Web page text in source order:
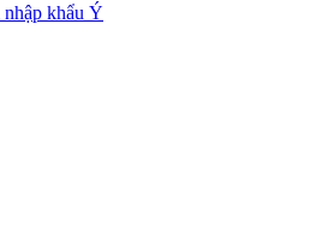
khẩu Ý